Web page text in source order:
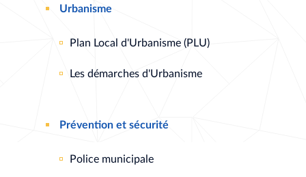
Urbanisme
Plan Local d'Urbanisme (PLU)
Les démarches d'Urbanisme
Prévention et sécurité
Police municipale